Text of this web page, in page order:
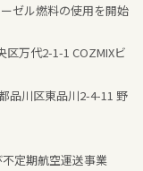
ゼル燃料の使用を開始
区万代2-1-1 COZMIXビ
品川区東品川2-4-11 野
定期航空運送事業